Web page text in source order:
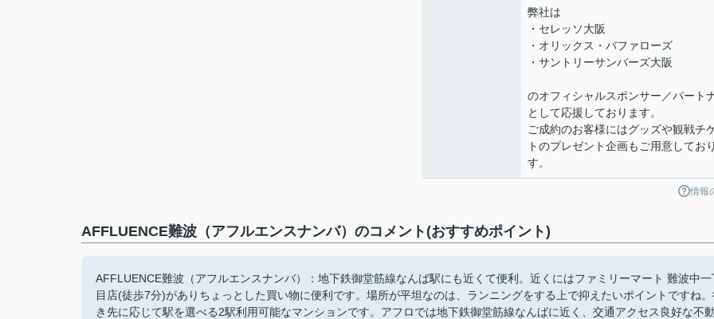
弊社は
・セレッソ大阪
・オリックス・バファローズ
・サントリーサンバーズ大阪
のオフィシャルスポンサー／パート
として応援しております。
ご成約のお客様にはグッズや観戦チ
トのプレゼント企画もご用意してお
す。
情報
AFFLUENCE難波（アフルエンスナンバ）のコメント(おすすめポイント)
AFFLUENCE難波（アフルエンスナンバ）：地下鉄御堂筋線なんば駅にも近くて便利。近くにはファミリーマート 難波中一
目店(徒歩7分)がありちょっとした買い物に便利です。場所が平坦なのは、ランニングをする上で抑えたいポイントですね
き先に応じて駅を選べる2駅利用可能なマンションです。アフロでは地下鉄御堂筋線なんばに近く、交通アクセス良好な不